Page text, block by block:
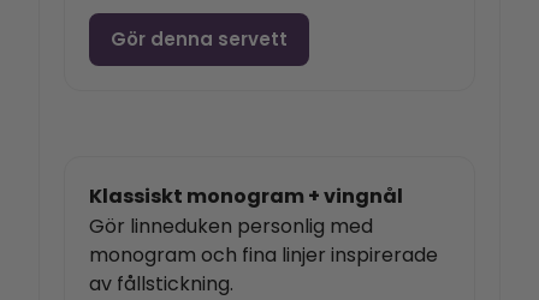
Gör denna servett
Klassiskt monogram + vingnål
Gör linneduken personlig med
monogram och fina linjer inspirerade
av fållstickning.